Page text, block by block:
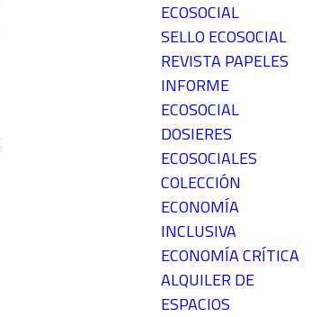
ECOSOCIAL
SELLO ECOSOCIAL
REVISTA PAPELES
INFORME
ECOSOCIAL
DOSIERES
ECOSOCIALES
COLECCIÓN
ECONOMÍA
INCLUSIVA
ECONOMÍA CRÍTICA
ALQUILER DE
ESPACIOS